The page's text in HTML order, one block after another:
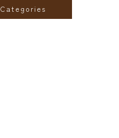
Categories